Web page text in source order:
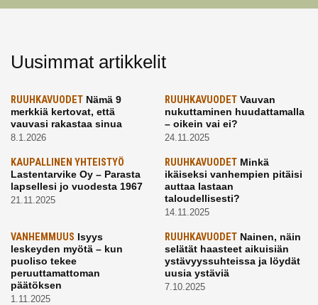
Uusimmat artikkelit
RUUHKAVUODET Nämä 9
merkkiä kertovat, että
vauvasi rakastaa sinua
8.1.2026
RUUHKAVUODETVauvan
nukuttaminen huudattamalla
– oikein vai ei?
24.11.2025
KAUPALLINEN YHTEISTYÖ
Lastentarvike Oy – Parasta
lapsellesi jo vuodesta 1967
21.11.2025
RUUHKAVUODETMinkä
ikäiseksi vanhempien pitäisi
auttaa lastaan
taloudellisesti?
14.11.2025
VANHEMMUUS Isyys
leskeyden myötä – kun
puoliso tekee
peruuttamattoman
päätöksen
1.11.2025
RUUHKAVUODETNainen, näin
selätät haasteet aikuisiän
ystävyyssuhteissa ja löydät
uusia ystäviä
7.10.2025